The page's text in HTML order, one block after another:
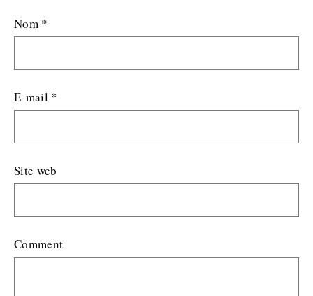
Nom *
E-mail *
Site web
Comment